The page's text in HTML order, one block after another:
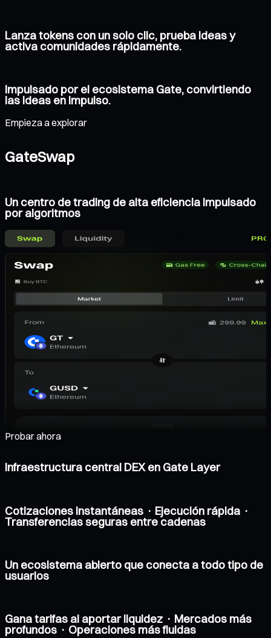
Lanza tokens con un solo clic, prueba ideas y
activa comunidades rápidamente.
Impulsado por el ecosistema Gate, convirtiendo
las ideas en impulso.
Empieza a explorar
GateSwap
Un centro de trading de alta eficiencia impulsado
por algoritmos
Probar ahora
Infraestructura central DEX en Gate Layer
Cotizaciones instantáneas · Ejecución rápida ·
Transferencias seguras entre cadenas
Un ecosistema abierto que conecta a todo tipo de
usuarios
Gana tarifas al aportar liquidez · Mercados más
profundos · Operaciones más fluidas